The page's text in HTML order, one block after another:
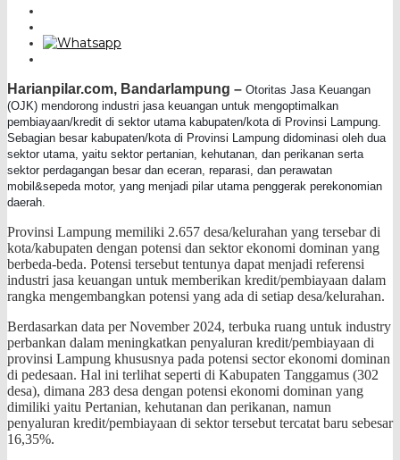
Harianpilar.com, Bandarlampung – Otoritas Jasa Keuangan
(OJK) mendorong industri jasa keuangan untuk mengoptimalkan
pembiayaan/kredit di sektor utama kabupaten/kota di Provinsi Lampung.
Sebagian besar kabupaten/kota di Provinsi Lampung didominasi oleh dua
sektor utama, yaitu sektor pertanian, kehutanan, dan perikanan serta
sektor perdagangan besar dan eceran, reparasi, dan perawatan
mobil&sepeda motor, yang menjadi pilar utama penggerak perekonomian
daerah.
Provinsi Lampung memiliki 2.657 desa/kelurahan yang tersebar di
kota/kabupaten dengan potensi dan sektor ekonomi dominan yang
berbeda-beda. Potensi tersebut tentunya dapat menjadi referensi
industri jasa keuangan untuk memberikan kredit/pembiayaan dalam
rangka mengembangkan potensi yang ada di setiap desa/kelurahan.
Berdasarkan data per November 2024, terbuka ruang untuk industry
perbankan dalam meningkatkan penyaluran kredit/pembiayaan di
provinsi Lampung khususnya pada potensi sector ekonomi dominan
di pedesaan. Hal ini terlihat seperti di Kabupaten Tanggamus (302
desa), dimana 283 desa dengan potensi ekonomi dominan yang
dimiliki yaitu Pertanian, kehutanan dan perikanan, namun
penyaluran kredit/pembiayaan di sektor tersebut tercatat baru sebesar
16,35%.